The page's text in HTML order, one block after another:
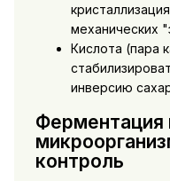
механических
Кислота (пара
инверсию
Ферментация
контроль